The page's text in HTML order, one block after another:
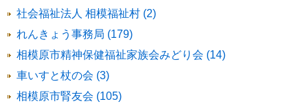
社会福祉法人 相模福祉村 (2)
れんきょう事務局 (179)
相模原市精神保健福祉家族会みどり会 (14)
車いすと杖の会 (3)
相模原市腎友会 (105)